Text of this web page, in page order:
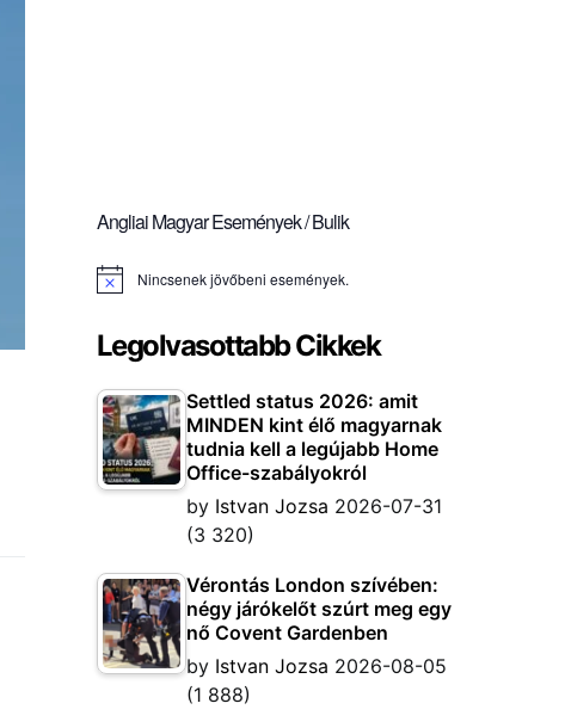
Angliai Magyar Események / Bulik
Notice Nincsenek jövőbeni események.
Legolvasottabb Cikkek
Settled status 2026: amit
MINDEN kint élő magyarnak
tudnia kell a legújabb Home
Office-szabályokról
by Istvan Jozsa 2026-07-31
(3 320)
Vérontás London szívében:
négy járókelőt szúrt meg egy
nő Covent Gardenben
by Istvan Jozsa 2026-08-05
(1 888)